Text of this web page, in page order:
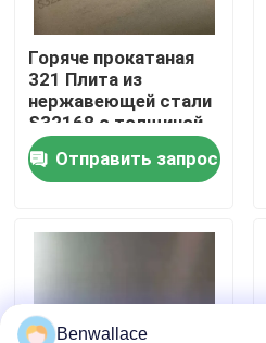
Контроль качества
Свяжитесь с нами
Запросите цитату
Горяче прокатаная
321 Плита из
нержавеющей стали
S32168 с толщиной
3,0 - 80,0 мм и
коррозионной
стойкостью
Отправить запрос
Benwallace